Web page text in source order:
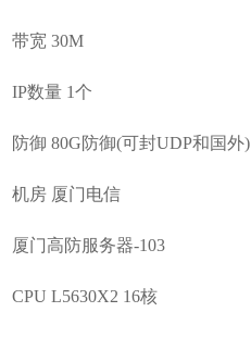
带宽 30M
IP数量 1个
防御 80G防御(可封UDP和国外)
机房 厦门电信
厦门高防服务器-103
CPU L5630X2 16核